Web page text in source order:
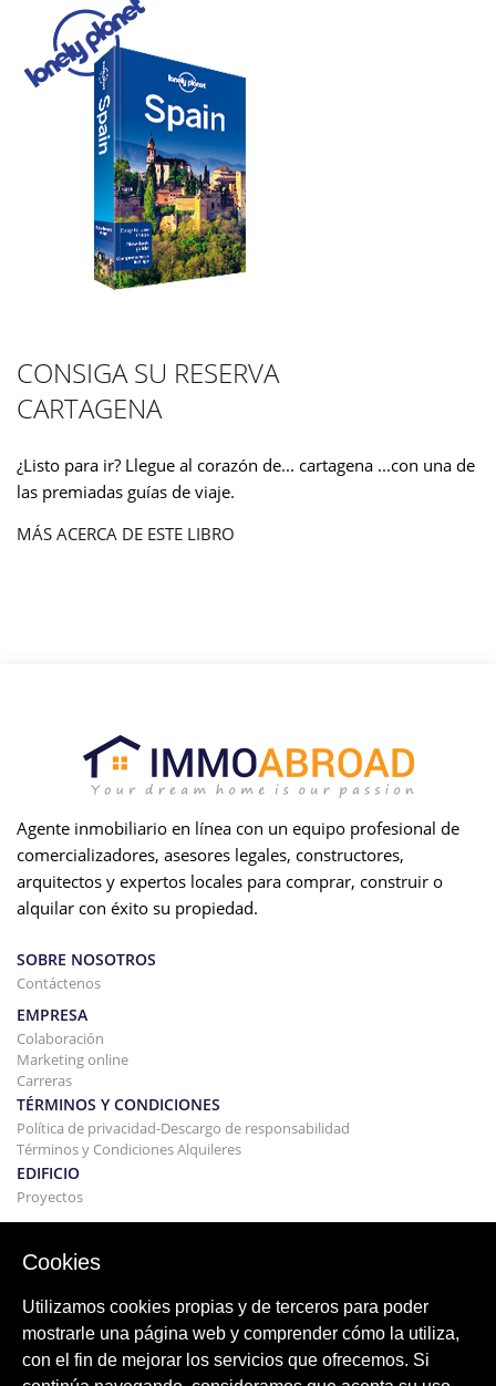
CONSIGA SU RESERVA
CARTAGENA
¿Listo para ir? Llegue al corazón de... cartagena ...con una de
las premiadas guías de viaje.
MÁS ACERCA DE ESTE LIBRO
Agente inmobiliario en línea con un equipo profesional de
comercializadores, asesores legales, constructores,
arquitectos y expertos locales para comprar, construir o
alquilar con éxito su propiedad.
SOBRE NOSOTROS
Contáctenos
EMPRESA
Colaboración
Marketing online
Carreras
TÉRMINOS Y CONDICIONES
Política de privacidad-Descargo de responsabilidad
Términos y Condiciones Alquileres
EDIFICIO
Proyectos
COMPRAR Y VENDER
Comprando tu casa
Vender
Hipoteca
Servicio de búsqueda
Blog
Cookies
Utilizamos cookies propias y de terceros para poder
mostrarle una página web y comprender cómo la utiliza,
con el fin de mejorar los servicios que ofrecemos. Si